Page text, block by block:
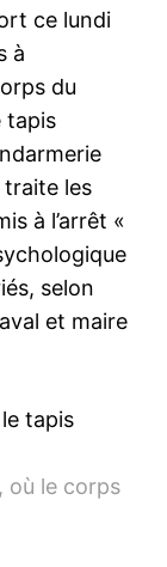
ce lundi
à
du
tapis
traite les
à l’arrêt «
selon
et maire
où le corps